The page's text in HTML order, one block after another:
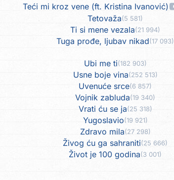
Teći mi kroz vene (ft. Kristina Ivanović)
Tetovaža(5 581)
Ti si mene vezala(21 994)
Tuga prođe, ljubav nikad(17 093)
Ubi me ti(182 903)
Usne boje vina(252 513)
Uvenuće srce(6 857)
Vojnik zabluda(19 340)
Vrati ću se ja(25 318)
Yugoslavio(19 921)
Zdravo mila(27 298)
Živog ću ga sahraniti(25 666)
Život je 100 godina(3 001)